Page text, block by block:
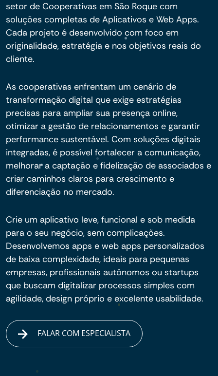
setor de Cooperativas em São Roque com
soluções completas de Aplicativos e Web Apps.
Cada projeto é desenvolvido com foco em
originalidade, estratégia e nos objetivos reais do
cliente.
As cooperativas enfrentam um cenário de
transformação digital que exige estratégias
precisas para ampliar sua presença online,
otimizar a gestão de relacionamentos e garantir
performance sustentável. Com soluções digitais
integradas, é possível fortalecer a comunicação,
melhorar a captação e fidelização de associados e
criar caminhos claros para crescimento e
diferenciação no mercado.
Crie um aplicativo leve, funcional e sob medida
para o seu negócio, sem complicações.
Desenvolvemos apps e web apps personalizados
de baixa complexidade, ideais para pequenas
empresas, profissionais autônomos ou startups
que buscam digitalizar processos simples com
agilidade, design próprio e excelente usabilidade.
FALAR COM ESPECIALISTA